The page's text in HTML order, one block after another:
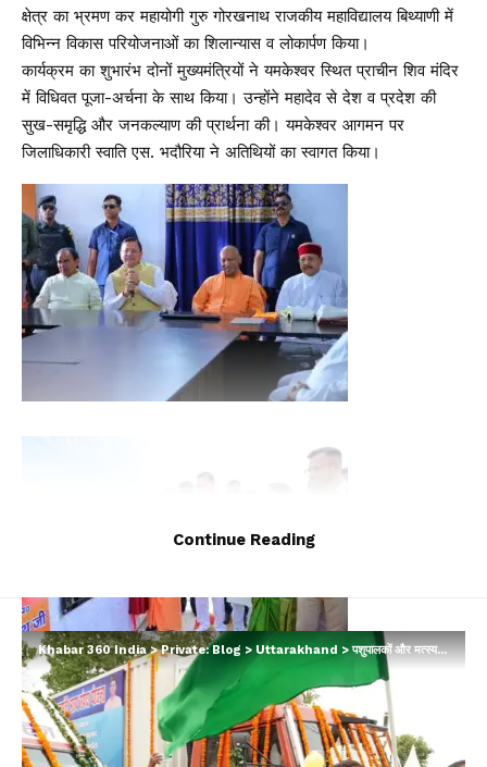
क्षेत्र का भ्रमण कर महायोगी गुरु गोरखनाथ राजकीय महाविद्यालय बिथ्याणी में
विभिन्न विकास परियोजनाओं का शिलान्यास व लोकार्पण किया।
कार्यक्रम का शुभारंभ दोनों मुख्यमंत्रियों ने यमकेश्वर स्थित प्राचीन शिव मंदिर
में विधिवत पूजा-अर्चना के साथ किया। उन्होंने महादेव से देश व प्रदेश की
सुख-समृद्धि और जनकल्याण की प्रार्थना की। यमकेश्वर आगमन पर
जिलाधिकारी स्वाति एस. भदौरिया ने अतिथियों का स्वागत किया।
Continue Reading
Khabar 360 India>Private: Blog >Uttarakhand >पशुपालकों और मत्स्य पालकों से सीएम धामी का संवाद, फिशरीज वैन को दिखाई हरी झंडी